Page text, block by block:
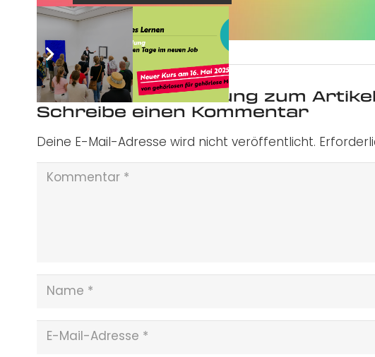
Was ist deine Meinung zum
Schreibe einen Kommentar
Deine E-Mail-Adresse wird nicht veröffentlicht.